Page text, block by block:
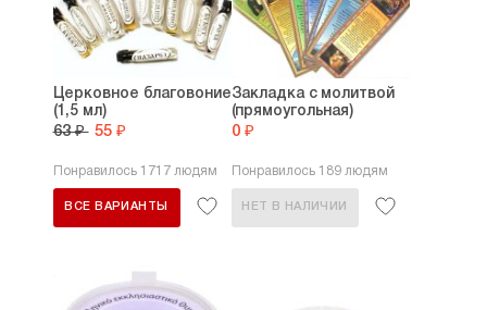
Церковное благовоние
(1,5 мл)
63 ₽ 55 ₽
Понравилось 1717 людям
ВСЕ ВАРИАНТЫ
Закладка с молитвой
(прямоугольная)
0 ₽
Понравилось 189 людям
НЕТ В НАЛИЧИИ